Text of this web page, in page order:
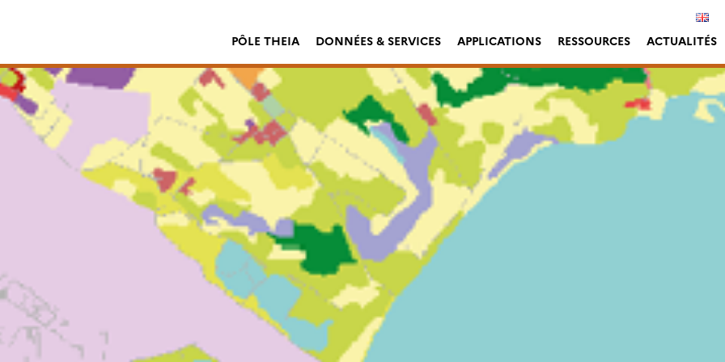
PÔLE THEIA DONNÉES & SERVICES APPLICATIONS RESSOURCES ACTUALITÉS